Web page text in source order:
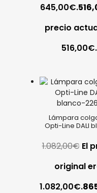
645,00€.
precio
516,00€.
Lámpara
Opti-Line DALI
1.082,00€ El
original
1.082,00€.